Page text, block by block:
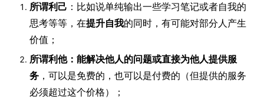
所谓利己 ：比如说单纯输出一些学习笔记或者自我的
思考等等，在提升自我的同时，有可能对部分人产生
价值；
所谓利他：能解决他人的问题或直接为他人提供服
务 ，可以是免费的，也可以是付费的（但提供的服务
必须超过这个价格）；